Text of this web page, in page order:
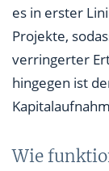
es in erster
Projekte,
verringerter
hingegen ist
Wie